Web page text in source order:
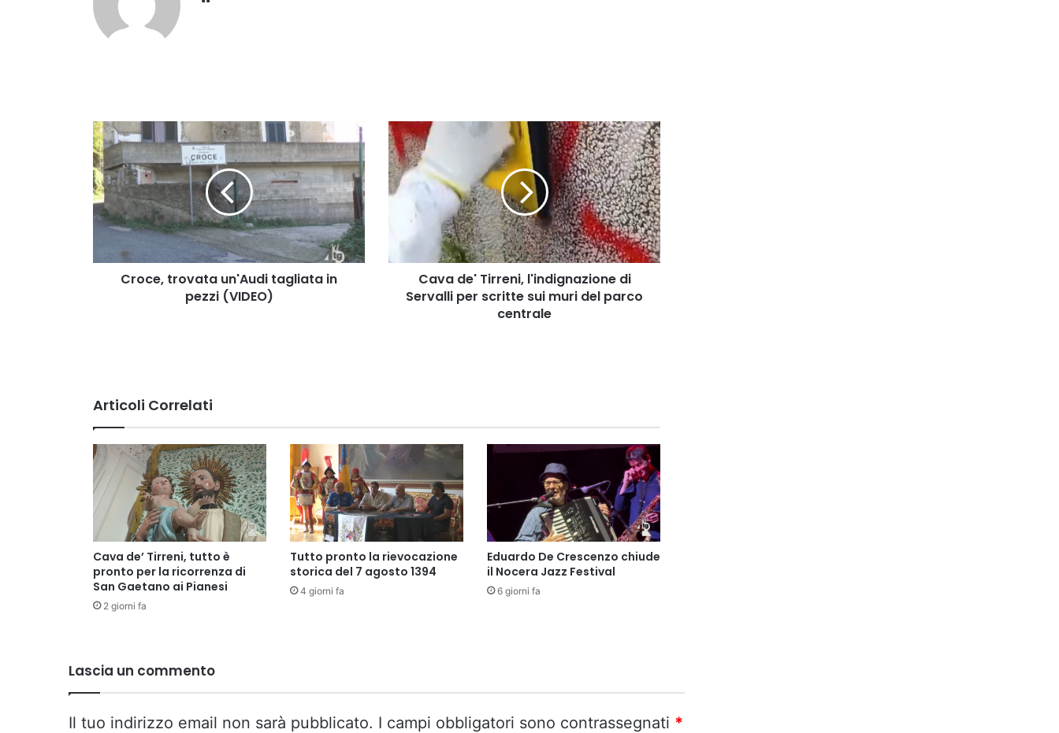
Croce,
trovata
un'Audi
tagliata
in
pezzi
(VIDEO)
Croce, trovata un'Audi tagliata in
pezzi (VIDEO)
Cava
de'
Tirreni,
l'indignazione
di
Servalli
per
scritte
sui
muri
del
Cava de' Tirreni, l'indignazione di
Servalli per scritte sui muri del parco
centrale
Articoli Correlati
Cava de’ Tirreni, tutto è
pronto per la ricorrenza di
San Gaetano ai Pianesi
2 giorni fa
Tutto pronto la rievocazione
storica del 7 agosto 1394
4 giorni fa
Eduardo De Crescenzo chiude
il Nocera Jazz Festival
6 giorni fa
Lascia un commento
Il tuo indirizzo email non sarà pubblicato. I campi obbligatori sono contrassegnati *